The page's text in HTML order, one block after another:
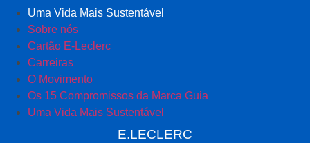
Uma Vida Mais Sustentável
Sobre nós
Cartão E-Leclerc
Carreiras
O Movimento
Os 15 Compromissos da Marca Guia
Uma Vida Mais Sustentável
E.LECLERC